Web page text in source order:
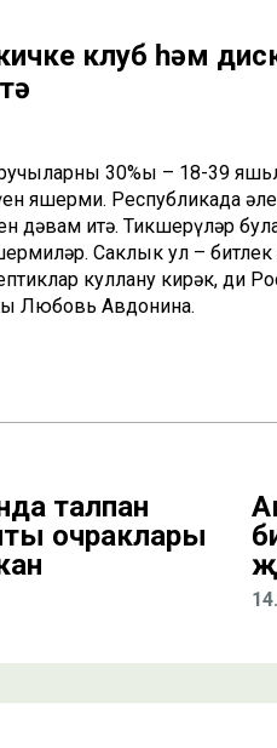
клуб һәм
30%ы – 18-39
яшерми. Республикада
дәвам итә. Тикшерүләр
Саклык ул – битлек
куллану кирәк, ди
Любовь Авдонина.
талпан
очраклары